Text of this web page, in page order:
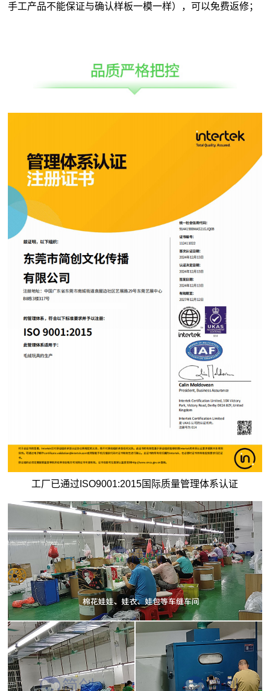
手工产品不能保证与确认样板一模一样），可以免费返修；
工厂已通过ISO9001:2015国际质量管理体系认证